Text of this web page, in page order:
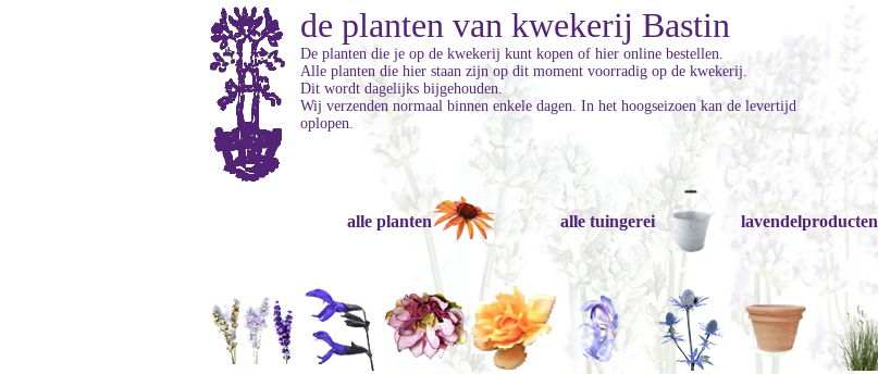
de planten van kwekerij Bastin
De planten die je op de kwekerij kunt kopen of hier online bestellen.
Alle planten die hier staan zijn op dit moment voorradig op de kwekerij.
Dit wordt dagelijks bijgehouden.
Wij verzenden normaal binnen enkele dagen. In het hoogseizoen kan de levertijd
oplopen.
alle planten alle tuingerei lavendelproducten